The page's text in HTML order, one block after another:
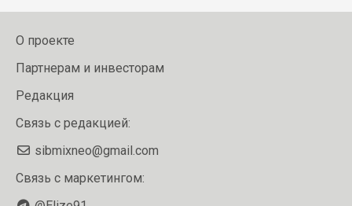
О проекте
Партнерам и инвесторам
Редакция
Связь с редакцией:
sibmixneo@gmail.com
Связь с маркетингом: